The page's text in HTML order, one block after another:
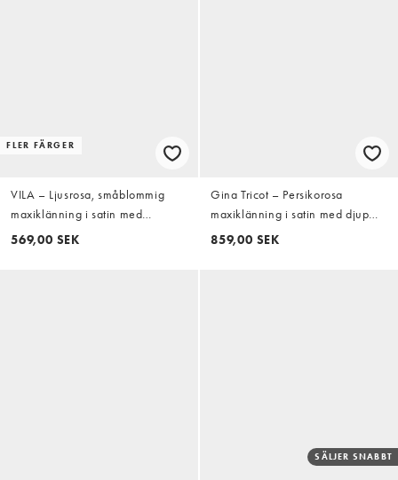
FLER FÄRGER
VILA – Ljusrosa, småblommig
maxiklänning i satin med
draperad ringning
569,00 SEK
Gina Tricot – Persikorosa
maxiklänning i satin med djup
urringning och pingvinärmar
859,00 SEK
SÄLJER SNABBT